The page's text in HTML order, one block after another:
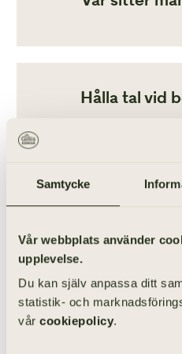
Samtycke
Vår webbplats använder
upplevelse.
Du kan själv anpassa ditt
statistik- och
vår cookiepolicy.
Hålla tal vid